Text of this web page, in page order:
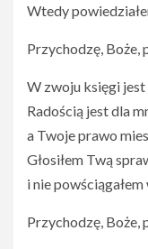
Wtedy
Przychodzę, Boże,
W zwoju księgi jest
Radością jest dla
a Twoje prawo
Głosiłem Twą
i nie
Przychodzę, Boże,